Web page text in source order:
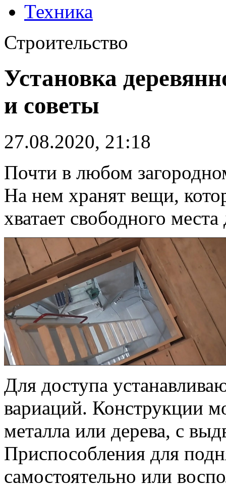
Техника
Строительство
Установка
и советы
27.08.2020, 21:18
Почти в любом
На нем хранят вещи,
хватает свободного
Для доступа
вариаций. Конструкции
металла или дерева, с
Приспособления для
самостоятельно или